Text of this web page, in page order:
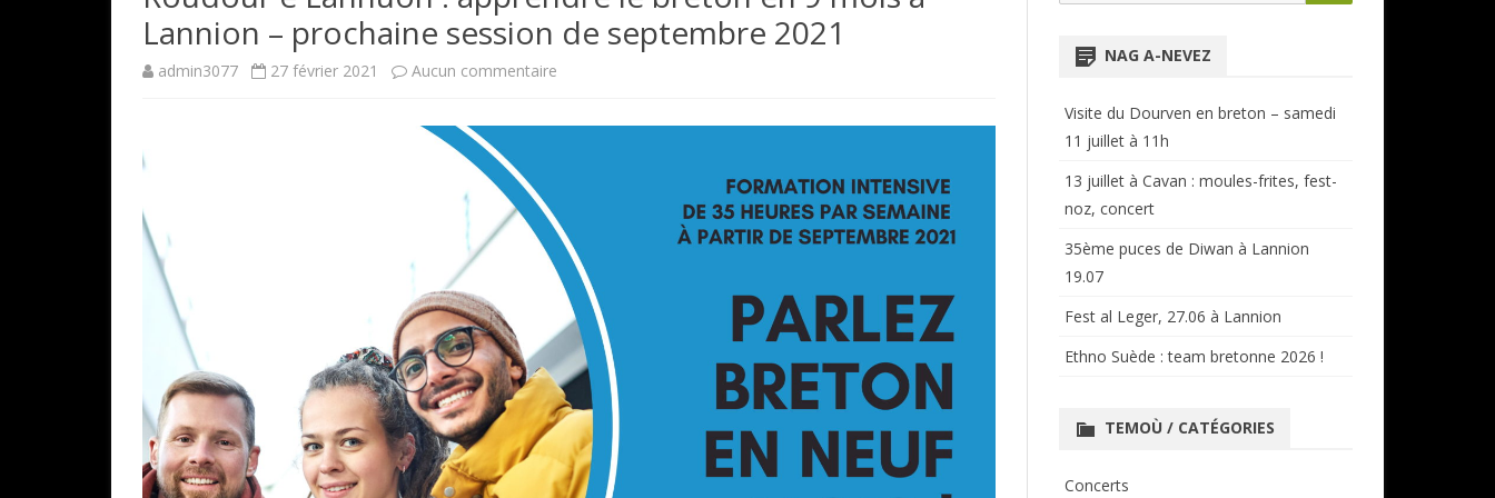
Lannion – prochaine session de septembre 2021
admin3077 27 février 2021 Aucun commentaire
:
apprendre
le
breton
en
9
mois
for:
NAG A-NEVEZ
Visite du Dourven en breton – samedi
11 juillet à 11h
13 juillet à Cavan : moules-frites, fest-
noz, concert
35ème puces de Diwan à Lannion
19.07
Fest al Leger, 27.06 à Lannion
Ethno Suède : team bretonne 2026 !
TEMOÙ / CATÉGORIES
Concerts